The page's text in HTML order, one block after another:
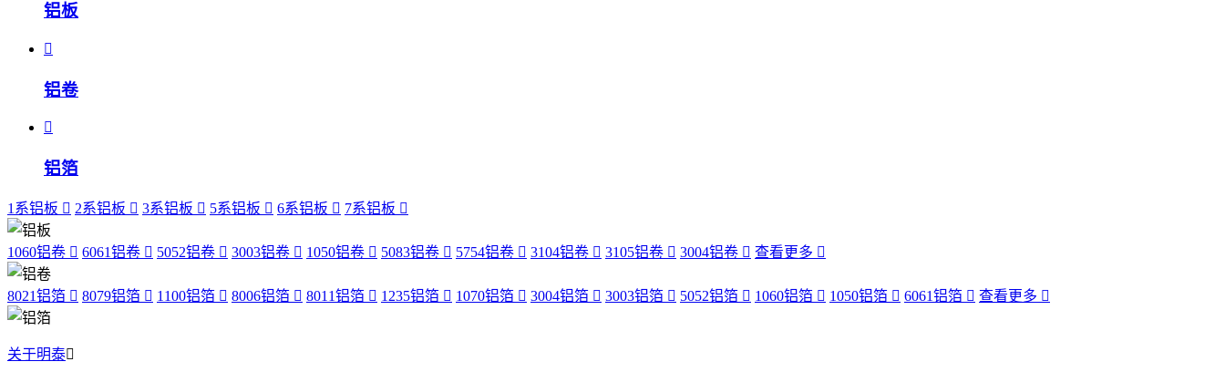
铝板
铝卷
铝箔
1系铝板 2系铝板 3系铝板 5系铝板 6系铝板 7系铝板
1060铝卷 6061铝卷 5052铝卷 3003铝卷 1050铝卷 5083铝卷 5754铝卷 3104铝卷 3105铝卷 3004铝卷 查看更多
8021铝箔 8079铝箔 1100铝箔 8006铝箔 8011铝箔 1235铝箔 1070铝箔 3004铝箔 3003铝箔 5052铝箔 1060铝箔 1050铝箔 6061铝箔 查看更多
关于明泰